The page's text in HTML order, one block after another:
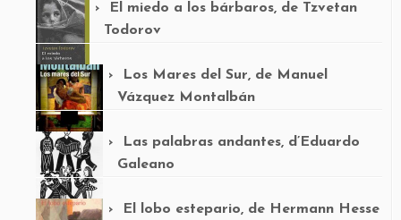
El miedo a los bárbaros, de Tzvetan
Todorov
Los Mares del Sur, de Manuel
Vázquez Montalbán
Las palabras andantes, d’Eduardo
Galeano
El lobo estepario, de Hermann Hesse